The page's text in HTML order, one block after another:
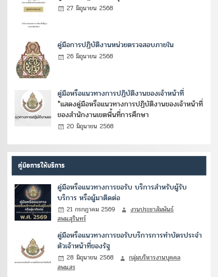
27 มิถุนายน 2568
คู่มือการปฏิบัติงานหน่วยตรวจสอบภายใน
26 มิถุนายน 2568
คู่มือหรือแนวทางการปฏิบัติงานของเจ้าหน้าที่
*แสดงคู่มือหรือแนวทางการปฏิบัติงานของเจ้าหน้าที่
ของสำนักงานเขตพื้นที่การศึกษา
20 มิถุนายน 2568
คู่มือการให้บริการ
คู่มือหรือแนวทางการขอรับ บริการสำหรับผู้รับ
บริการ หรือผู้มาติดต่อ
21 กรกฎาคม 2569
งานประชาสัมพันธ์
สพม.สุรินทร์
คู่มือหรือแนวทางการขอรับบริการการทำบัตรประจำ
ตัวเจ้าหน้าที่ของรัฐ
28 มิถุนายน 2568
กลุ่มบริหารงานบุคคล
สพม.สร